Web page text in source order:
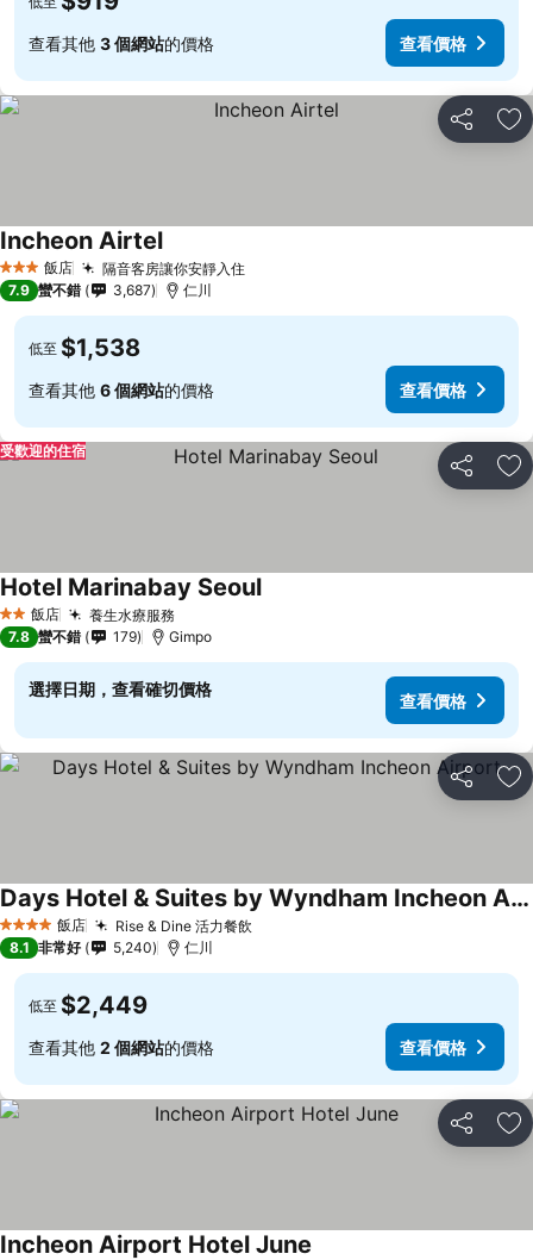
查看其他 3 個網站的價格 查看價格
分享 加
3 星級 飯店 隔音客房讓你安靜入住
Incheon Airtel
7.9 蠻不錯 3,687 仁川
低至 $1,538
查看其他 6 個網站的價格 查看價格
分享 加
受歡迎的住宿
2 星級飯店 養生水療服務
Hotel Marinabay Seoul
7.8 蠻不錯 179 Gimpo
選擇日期，查看確切價格
查看價格
分享 加
4 星級 飯店 Rise & Dine 活力餐飲
Days Hotel & Suites by Wyndham Incheon Airport
8.1 非常好 5,240 仁川
低至 $2,449
查看其他 2 個網站的價格 查看價格
分享 加
Incheon Airport Hotel June